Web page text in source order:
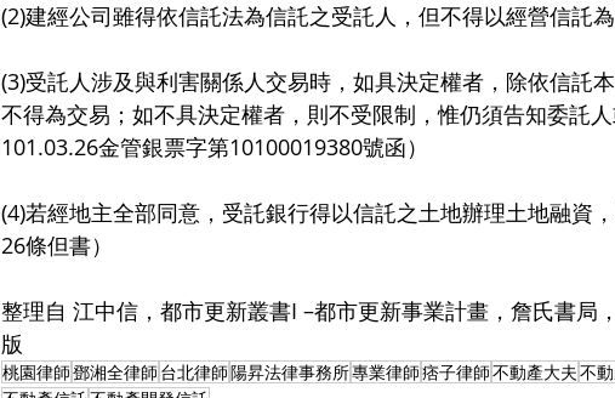
(2)建經公司雖得依信託法為信託之受託人，但不得以經營信託為
(3)受託人涉及與利害關係人交易時，如具決定權者，除依信託
不得為交易；如不具決定權者，則不受限制，惟仍須告知委託
101.03.26金管銀票字第10100019380號函）
(4)若經地主全部同意，受託銀行得以信託之土地辦理土地融資
26條但書）
整理自 江中信，都市更新叢書I –都市更新事業計畫，詹氏書局
版
桃園律師鄧湘全律師 台北律師陽昇法律事務所專業律師痞子律師不動產大夫不